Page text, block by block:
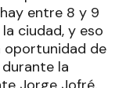
entre 8 y 9
ciudad, y eso
oportunidad de
la